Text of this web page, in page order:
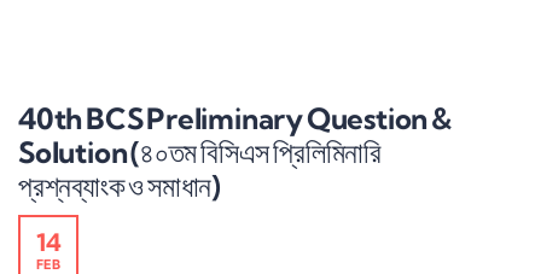
40th BCS Preliminary Question &
Solution (৪০তম বিসিএস প্রিলিমিনারি
প্রশ্নব্যাংক ও সমাধান)
14
FEB